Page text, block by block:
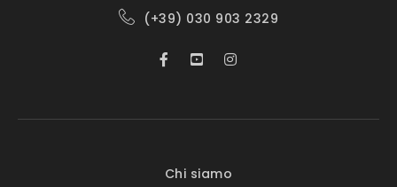
(+39) 030 903 2329
Chi siamo